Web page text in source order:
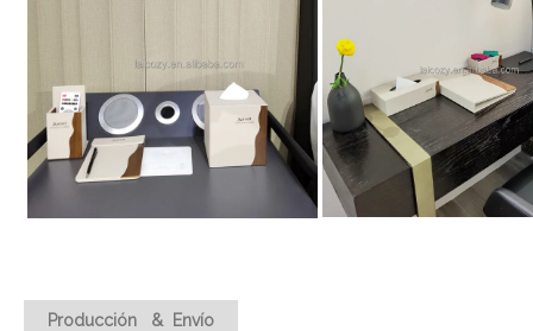
Producción & Envío